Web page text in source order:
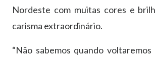
Nordeste com muitas cores e
carisma extraordinário.
“Não sabemos quando